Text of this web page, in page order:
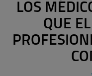
LOS
QUE